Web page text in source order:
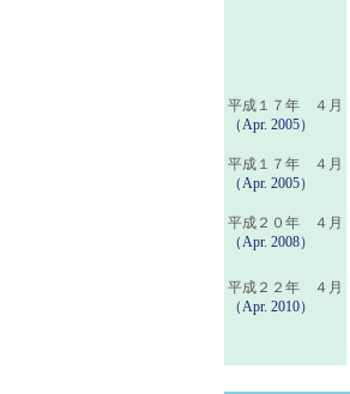
平成１７年 ４月
（Apr. 2005）
平成１７年 ４月
（Apr. 2005）
平成２０年 ４月
（Apr. 2008）
平成２２年 ４月
（Apr. 2010）